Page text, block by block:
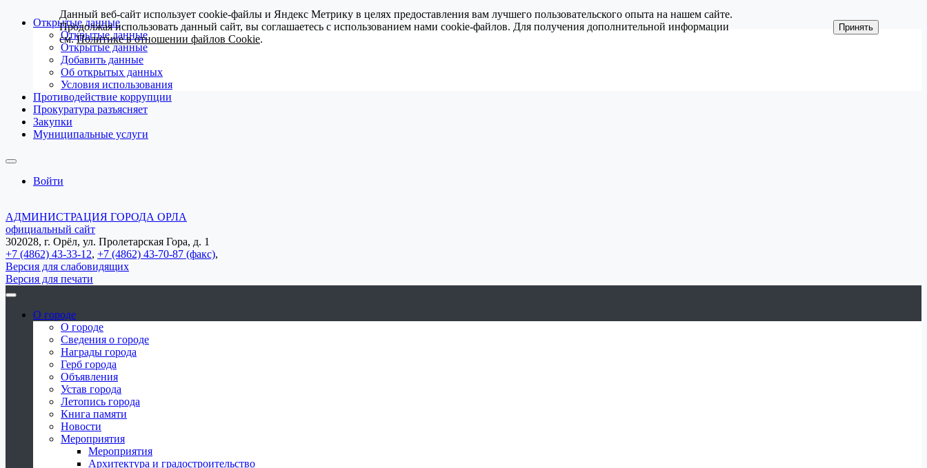
Открытые данные
Открытые данные
Открытые данные
Добавить данные
Об открытых данных
Условия использования
Противодействие коррупции
Прокуратура разъясняет
Закупки
Муниципальные услуги
Войти
АДМИНИСТРАЦИЯ ГОРОДА ОРЛА
официальный сайт
302028, г. Орёл, ул. Пролетарская Гора, д. 1
+7 (4862) 43-33-12, +7 (4862) 43-70-87 (факс),
Версия для слабовидящих
Версия для печати
О городе
О городе
Сведения о городе
Награды города
Герб города
Объявления
Устав города
Летопись города
Книга памяти
Новости
Мероприятия
Мероприятия
Архитектура и градостроительство
Данный веб-сайт использует cookie-файлы и Яндекс Метрику в целях предоставления вам лучшего пользовательского опыта на нашем сайте.
Продолжая использовать данный сайт, вы соглашаетесь с использованием нами cookie-файлов. Для получения дополнительной информации
см.Политике в отношении файлов Cookie.
Принять